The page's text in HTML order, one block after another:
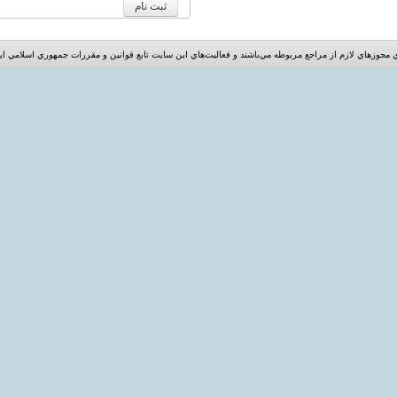
ثبت نام
مجوزهاي لازم از مراجع مربوطه مي‌باشند و فعاليت‌هاي اين سايت تابع قوانين و مقررات جمهوري اسلامي